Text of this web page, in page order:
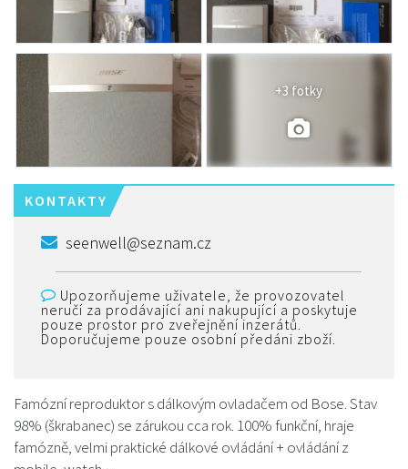
+3 fotky
KONTAKTY
seenwell@seznam.cz
Upozorňujeme uživatele, že provozovatel
neručí za prodávající ani nakupující a poskytuje
pouze prostor pro zveřejnění inzerátů.
Doporučujeme pouze osobní předáni zboží.
Famózní reproduktor s dálkovým ovladačem od Bose. Stav
98% (škrabanec) se zárukou cca rok. 100% funkční, hraje
famózně, velmi praktické dálkové ovládání + ovládání z